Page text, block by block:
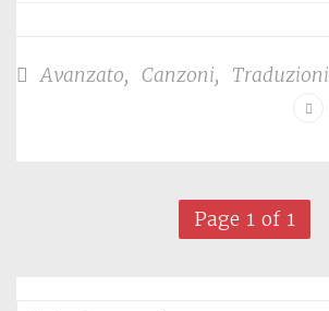
Avanzato, Canzoni, Traduzioni
Page 1 of 1